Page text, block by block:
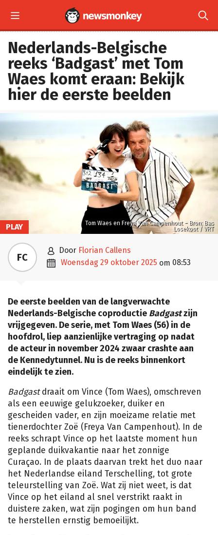
 
Nederlands-Belgische
reeks ‘Badgast’ met Tom
Waes komt eraan: Bekijk
hier de eerste beelden
Tom Waes en Freya Van Campenhout – Bron: Bas
Losekoot / VRT
PLAY
FC  door Florian Callens
 woensdag 29 oktober 2025 om 08:53
De eerste beelden van de langverwachte
Nederlands-Belgische coproductie Badgastzijn
vrijgegeven. De serie, met Tom Waes (56) in de
hoofdrol, liep aanzienlijke vertraging op nadat
de acteur in november 2024 zwaar crashte aan
de Kennedytunnel. Nu is de reeks binnenkort
eindelijk te zien.
Badgastdraait om Vince (Tom Waes), omschreven
als een eeuwige gelukzoeker, duiker en
gescheiden vader, en zijn moeizame relatie met
tienerdochter Zoë (Freya Van Campenhout). In de
reeks schrapt Vince op het laatste moment hun
geplande duikvakantie naar het zonnige
Curaçao. In de plaats daarvan trekt het duo naar
het Nederlandse eiland Terschelling, tot grote
teleurstelling van Zoë. Wat zij niet weet, is dat
Vince op het eiland al snel verstrikt raakt in
duistere zaken, wat zijn pogingen om hun band
te herstellen ernstig bemoeilijkt.